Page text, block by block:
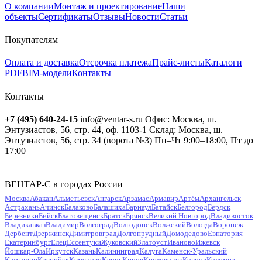
О компанииМонтаж и проектированиеНаши
объектыСертификатыОтзывыНовостиСтатьи
Покупателям
Оплата и доставкаОтсрочка платежаПрайс-листыКаталоги
PDFBIM-моделиКонтакты
Контакты
+7 (495) 640-24-15 info@ventar-s.ru Офис: Москва, ш.
Энтузиастов, 56, стр. 44, оф. 1103-1 Склад: Москва, ш.
Энтузиастов, 56, стр. 34 (ворота №3) Пн–Чт 9:00–18:00, Пт до
17:00
ВЕНТАР-С в городах России
МоскваАбаканАльметьевскАнгарскАрзамасАрмавирАртёмАрхангельск
АстраханьАчинскБалаковоБалашихаБарнаулБатайскБелгородБердск
БерезникиБийскБлаговещенскБратскБрянскВеликий НовгородВладивосток
ВладикавказВладимирВолгоградВолгодонскВолжскийВологдаВоронеж
ДербентДзержинскДимитровградДолгопрудныйДомодедовоЕвпатория
ЕкатеринбургЕлецЕссентукиЖуковскийЗлатоустИвановоИжевск
Йошкар-ОлаИркутскКазаньКалининградКалугаКаменск-Уральский